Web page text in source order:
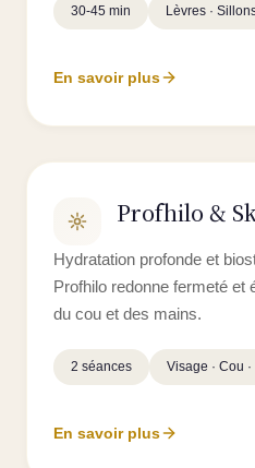
30-45 min Lèvres ·
En savoir plus
Profhilo &
Hydratation profonde et
Profhilo redonne fermeté et
du cou et des mains.
2 séances Visage · Cou
En savoir plus